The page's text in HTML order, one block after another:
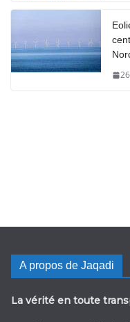
A propos de Jaqadi
La vérité en toute